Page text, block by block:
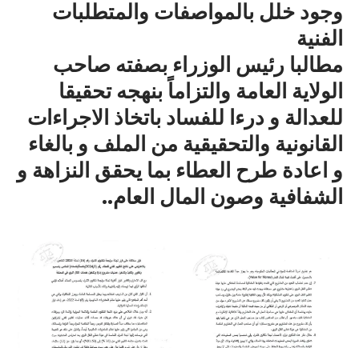
وجود خلل بالمواصفات والمتطلبات
الفنية
مطالبا رئيس الوزراء بصفته صاحب
الولاية العامة والتزاماً بنهجه تحقيقا
للعدالة و درءا للفساد باتخاذ الاجراءات
القانونية والتحقيقية من الملف و بالغاء
و اعادة طرح العطاء بما يحقق النزاهة و
الشفافية وصون المال العام..